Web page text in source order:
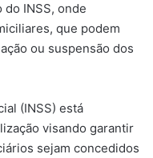
INSS, onde
que podem
ou suspensão dos
(INSS) está
visando garantir
sejam concedidos